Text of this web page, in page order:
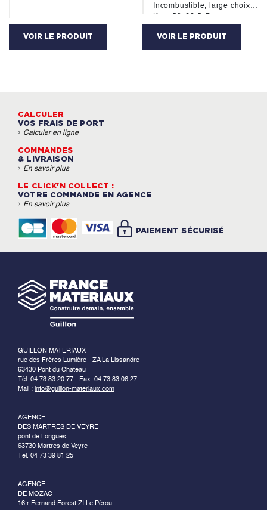
VOIR LE PRODUIT
Incombustible, large choix de finition et pose de faïence directe.
Dim: 50x62.5x7cm
VOIR LE PRODUIT
CALCULER
VOS FRAIS DE PORT
› Calculer en ligne
COMMANDES
& LIVRAISON
› En savoir plus
LE CLICK'N COLLECT :
VOTRE COMMANDE EN AGENCE
› En savoir plus
PAIEMENT SÉCURISÉ
GUILLON MATERIAUX
rue des Frères Lumière - ZA La Lissandre
63430 Pont du Château
Tél. 04 73 83 20 77 - Fax. 04 73 83 06 27
Mail : info@guillon-materiaux.com
AGENCE
DES MARTRES DE VEYRE
pont de Longues
63730 Martres de Veyre
Tél. 04 73 39 81 25
AGENCE
DE MOZAC
16 r Fernand Forest ZI Le Pérou